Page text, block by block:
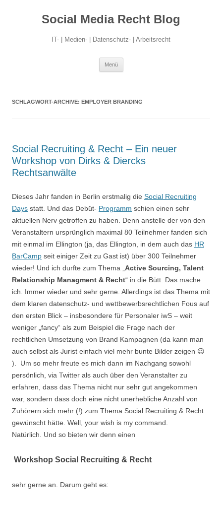
Social Media Recht Blog
IT- | Medien- | Datenschutz- | Arbeitsrecht
Menü
SCHLAGWORT-ARCHIVE: EMPLOYER BRANDING
Social Recruiting & Recht – Ein neuer
Workshop von Dirks & Diercks
Rechtsanwälte
Dieses Jahr fanden in Berlin erstmalig die Social Recruiting
Days statt. Und das Debüt- Programm schien einen sehr
aktuellen Nerv getroffen zu haben. Denn anstelle der von den
Veranstaltern ursprünglich maximal 80 Teilnehmer fanden sich
mit einmal im Ellington (ja, das Ellington, in dem auch das HR
BarCamp seit einiger Zeit zu Gast ist) über 300 Teilnehmer
wieder! Und ich durfte zum Thema „ Active Sourcing, Talent
Relationship Managment & Recht“ in die Bütt. Das mache
ich. Immer wieder und sehr gerne. Allerdings ist das Thema mit
dem klaren datenschutz- und wettbewerbsrechtlichen Fous auf
den ersten Blick – insbesondere für Personaler iwS – weit
weniger „fancy“ als zum Beispiel die Frage nach der
rechtlichen Umsetzung von Brand Kampagnen (da kann man
auch selbst als Jurist einfach viel mehr bunte Bilder zeigen 😉
). Um so mehr freute es mich dann im Nachgang sowohl
persönlich, via Twitter als auch über den Veranstalter zu
erfahren, dass das Thema nicht nur sehr gut angekommen
war, sondern dass doch eine nicht unerhebliche Anzahl von
Zuhörern sich mehr (!) zum Thema Social Recruiting & Recht
gewünscht hätte. Well, your wish is my command.
Natürlich. Und so bieten wir denn einen
Workshop Social Recruiting & Recht
sehr gerne an. Darum geht es: